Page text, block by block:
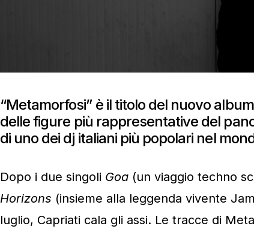
“Metamorfosi” è il titolo del nuovo
delle figure più rappresentative del
di uno dei dj italiani più popolari nel
Dopo i due singoli Goa (un viaggio techno
Horizons (insieme alla leggenda vivente
luglio, Capriati cala gli assi. Le tracce di